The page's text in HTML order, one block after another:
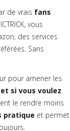
de vrais fans
vous
des services
Sans
pour amener les
si vous voulez
le rendre moins
pratique et permet